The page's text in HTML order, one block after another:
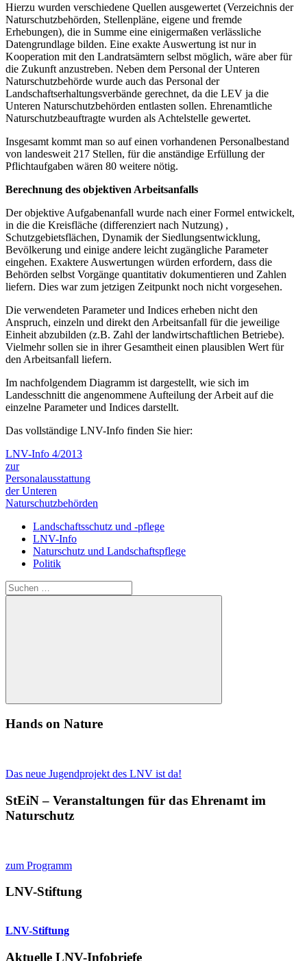
Hierzu wurden verschiedene Quellen ausgewertet (Verzeichnis der
Naturschutzbehörden, Stellenpläne, eigene und fremde
Erhebungen), die in Summe eine einigermaßen verlässliche
Datengrundlage bilden. Eine exakte Auswertung ist nur in
Kooperation mit den Landratsämtern selbst möglich, wäre aber für
die Zukunft anzustreben. Neben dem Personal der Unteren
Naturschutzbehörde wurde auch das Personal der
Landschaftserhaltungsverbände gerechnet, da die LEV ja die
Unteren Naturschutzbehörden entlasten sollen. Ehrenamtliche
Naturschutzbeauftragte wurden als Achtelstelle gewertet.
Insgesamt kommt man so auf einen vorhandenen Personalbestand
von landesweit 217 Stellen, für die anständige Erfüllung der
Pflichtaufgaben wären 80 weitere nötig.
Berechnung des objektiven Arbeitsanfalls
Der objektive Aufgabenanfall wurde nach einer Formel entwickelt,
in die die Kreisfläche (differenziert nach Nutzung) ,
Schutzgebietsflächen, Dynamik der Siedlungsentwicklung,
Bevölkerung und einige andere leicht zugängliche Parameter
eingehen. Exaktere Auswertungen würden erfordern, dass die
Behörden selbst Vorgänge quantitativ dokumentieren und Zahlen
liefern. Dies war zum jetzigen Zeitpunkt noch nicht vorgesehen.
Die verwendeten Parameter und Indices erheben nicht den
Anspruch, einzeln und direkt den Arbeitsanfall für die jeweilige
Einheit abzubilden (z.B. Zahl der landwirtschaftlichen Betriebe).
Vielmehr sollen sie in ihrer Gesamtheit einen plausiblen Wert für
den Arbeitsanfall liefern.
Im nachfolgendem Diagramm ist dargestellt, wie sich im
Landesschnitt die angenommene Aufteilung der Arbeit auf die
einzelne Parameter und Indices darstellt.
Das vollständige LNV-Info finden Sie hier:
LNV-Info 4/2013
zur
Personalausstattung
der Unteren
Naturschutzbehörden
Landschaftsschutz und -pflege
LNV-Info
Naturschutz und Landschaftspflege
Politik
Suchen
nach:
Suchen
Hands on Nature
Das neue Jugendprojekt des LNV ist da!
StEiN – Veranstaltungen für das Ehrenamt im
Naturschutz
zum Programm
LNV-Stiftung
LNV-Stiftung
Aktuelle LNV-Infobriefe